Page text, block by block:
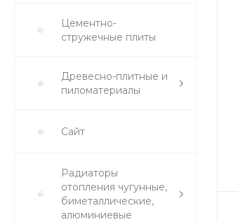
Цементно-
стружечные плиты
Древесно-плитные и
пиломатериалы
Сайт
Радиаторы
отопления чугунные,
биметаллические,
алюминиевые